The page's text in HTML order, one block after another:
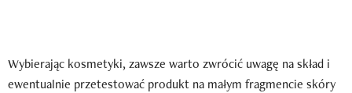
Wybierając kosmetyki, zawsze warto zwrócić uwagę na skład i
ewentualnie przetestować produkt na małym fragmencie skóry